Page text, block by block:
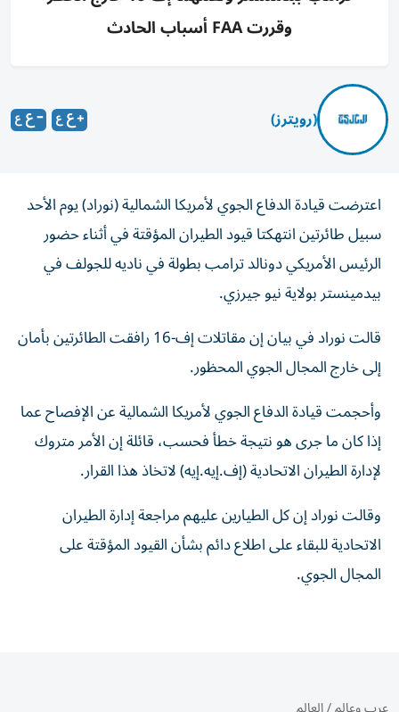
وقررت FAA أسباب الحادث
(رويترز)
اعترضت قيادة الدفاع الجوي ‌لأمريكا الشمالية (نوراد) يوم الأحد
سبيل طائرتين ​انتهكتا ⁠قيود الطيران المؤقتة ‌في أثناء حضور
‌الرئيس الأمريكي دونالد ترامب بطولة في ناديه للجولف في
‌بيدمينستر بولاية نيو جيرزي.
قالت نوراد ⁠في بيان إن مقاتلات إف-16 رافقت الطائرتين بأمان
إلى خارج المجال الجوي المحظور.
وأحجمت قيادة الدفاع الجوي ‌لأمريكا الشمالية عن الإفصاح عما
​إذا كان ما جرى هو ‌نتيجة خطأ فحسب، قائلة إن الأمر متروك
لإدارة الطيران ⁠الاتحادية (إف.إيه.إيه) لاتخاذ هذا القرار.
وقالت نوراد إن كل الطيارين عليهم مراجعة ​إدارة ‌الطيران
الاتحادية للبقاء على اطلاع ‌دائم بشأن القيود المؤقتة على
المجال الجوي.